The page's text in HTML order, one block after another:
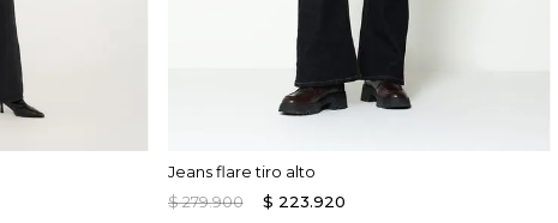
Jeans flare tiro alto
$279.900 $ 223.920